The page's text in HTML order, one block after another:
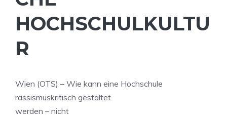
HOCHSCHULKULTU
R
Wien (OTS) – Wie kann eine Hochschule
rassismuskritisch gestaltet
werden – nicht